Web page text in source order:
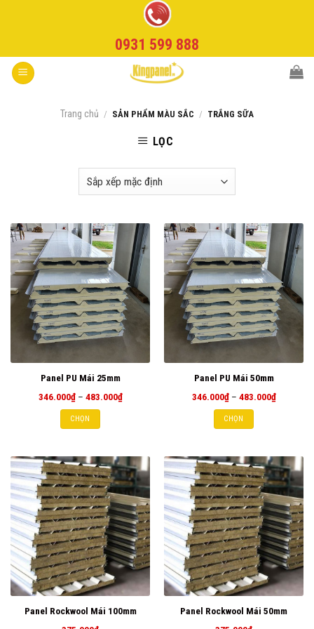
0931 599 888
Trang chủ / SẢN PHẨM MÀU SẮC / TRẮNG SỮA
LỌC
Panel PU Mái 25mm
346.000₫ – 483.000₫Khoảng
giá:
CHỌN
Panel PU Mái 50mm
346.000₫ – 483.000₫Khoảng
giá:
CHỌN
Panel Rockwool Mái 100mm
Panel Rockwool Mái 50mm